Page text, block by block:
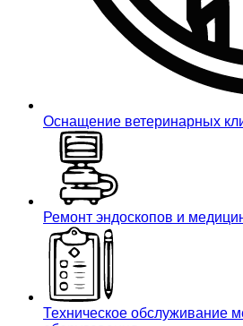
Оснащение ветеринарных
Ремонт эндоскопов и
Техническое обслуживание